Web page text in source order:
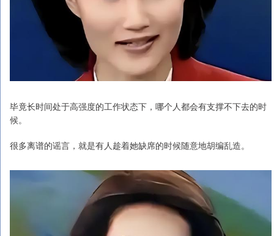
毕竟长时间处于高强度的工作状态下，哪个人都会有支撑不下去的时
候。
很多离谱的谣言，就是有人趁着她缺席的时候随意地胡编乱造。